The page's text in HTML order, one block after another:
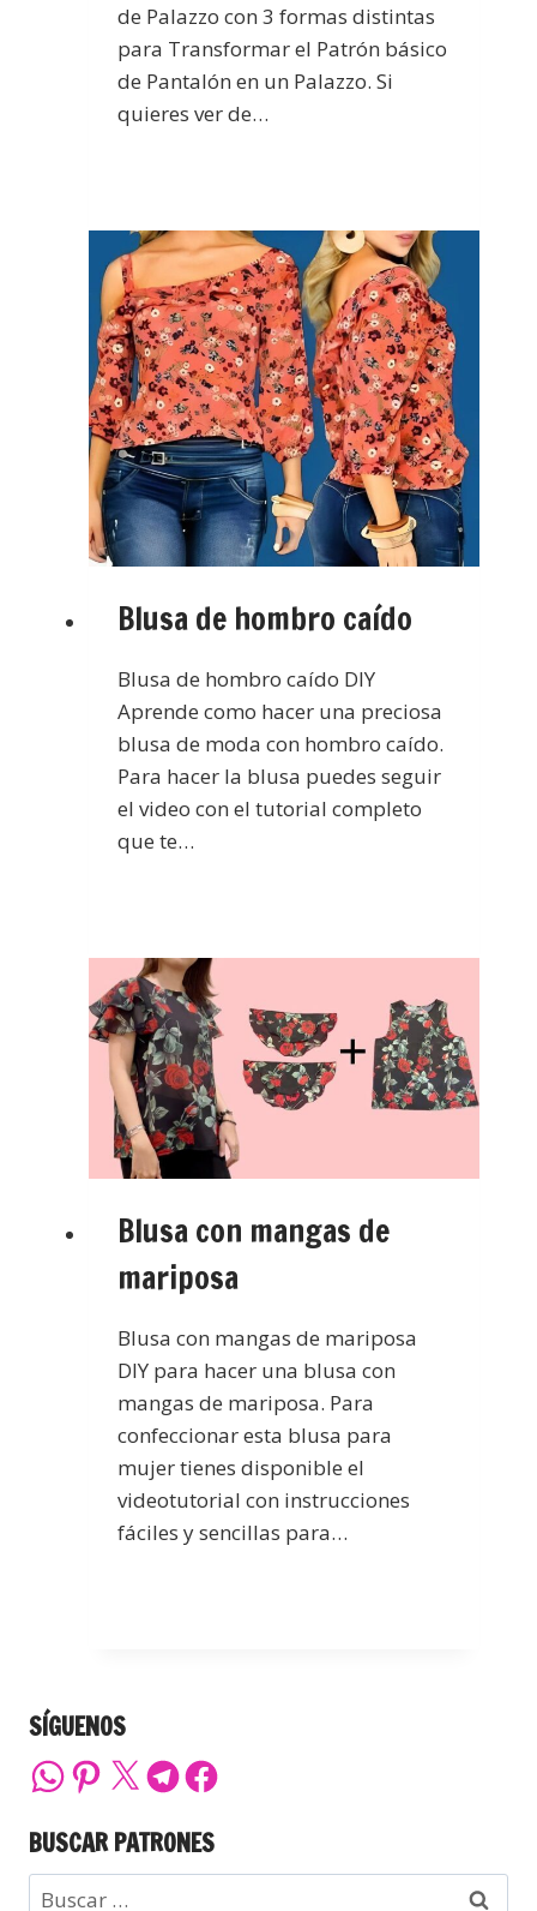
de Palazzo con 3 formas distintas
para Transformar el Patrón básico
de Pantalón en un Palazzo. Si
quieres ver de…
Blusa de hombro caído
Blusa de hombro caído DIY
Aprende como hacer una preciosa
blusa de moda con hombro caído.
Para hacer la blusa puedes seguir
el video con el tutorial completo
que te…
Blusa con mangas de
mariposa
Blusa con mangas de mariposa
DIY para hacer una blusa con
mangas de mariposa. Para
confeccionar esta blusa para
mujer tienes disponible el
videotutorial con instrucciones
fáciles y sencillas para…
SÍGUENOS
BUSCAR PATRONES